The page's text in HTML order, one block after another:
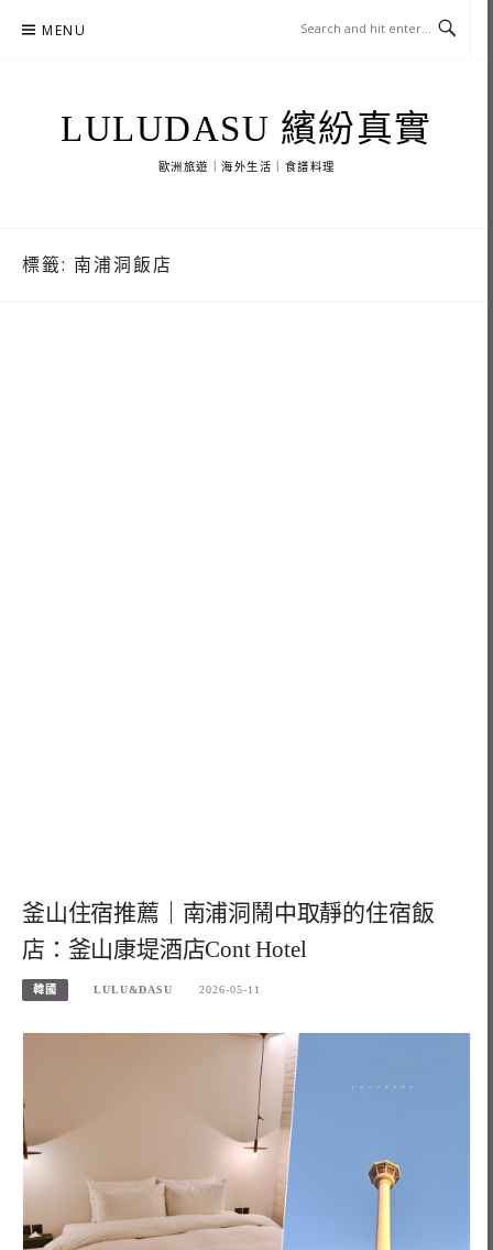
MENU
LULUDASU 繽紛真實
歐洲旅遊｜海外生活｜食譜料理
標籤: 南浦洞飯店
釜山住宿推薦｜南浦洞鬧中取靜的住宿飯
店：釜山康堤酒店Cont Hotel
韓國 LULU&DASU 2026-05-11